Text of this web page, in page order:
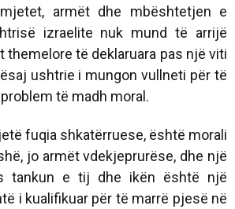
armët dhe mbështetjen e
izraelite nuk mund të arrijë
themelore të deklaruara pas një viti
ushtrie i mungon vullneti për të
të madh moral.
fuqia shkatërruese, është morali
jo armët vdekjeprurëse, dhe një
tankun e tij dhe ikën është një
i kualifikuar për të marrë pjesë në